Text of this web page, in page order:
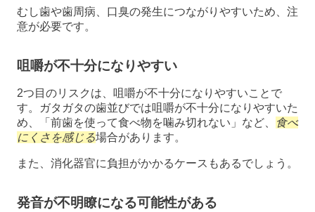
むし歯や歯周病、口臭の発生につながりやすいため、注
意が必要です。
咀嚼が不十分になりやすい
2つ目のリスクは、咀嚼が不十分になりやすいことで
す。ガタガタの歯並びでは咀嚼が不十分になりやすいた
め、「前歯を使って食べ物を噛み切れない」など、
食べ
にくさを感じる場合があります。
また、消化器官に負担がかかるケースもあるでしょう。
発音が不明瞭になる可能性がある